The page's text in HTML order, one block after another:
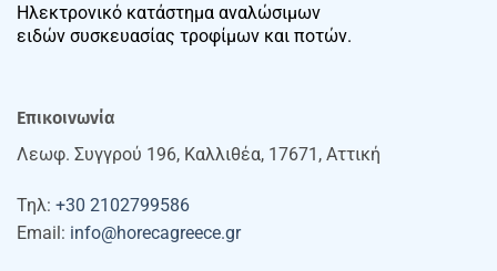
Ηλεκτρονικό κατάστημα αναλώσιμων
ειδών συσκευασίας τροφίμων και ποτών.
Επικοινωνία
Λεωφ. Συγγρού 196, Καλλιθέα, 17671, Αττική
Τηλ: +30 2102799586
Email: info@horecagreece.gr